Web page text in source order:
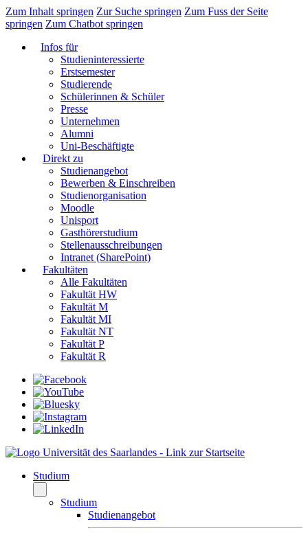
Zum Inhalt springen Zur Suche springen Zum Fuss der Seite
springen Zum Chatbot springen
Infos für
Studieninteressierte
Erstsemester
Studierende
Schülerinnen & Schüler
Presse
Unternehmen
Alumni
Uni-Beschäftigte
Direkt zu
Studienangebot
Bewerben & Einschreiben
Studienorganisation
Moodle
Unisport
Gasthörerstudium
Stellenausschreibungen
Intranet (SharePoint)
Fakultäten
Alle Fakultäten
Fakultät HW
Fakultät M
Fakultät MI
Fakultät NT
Fakultät P
Fakultät R
Studium
Studium
Studienangebot